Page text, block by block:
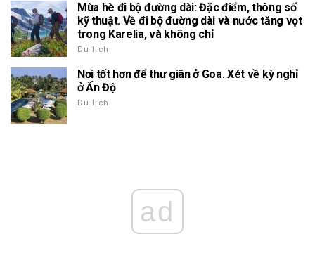
Mùa hè đi bộ đường dài: Đặc điểm, thông số
kỹ thuật. Về đi bộ đường dài và nước tăng vọt
trong Karelia, và không chỉ
Du lịch
Nơi tốt hơn để thư giãn ở Goa. Xét về kỳ nghỉ
ở Ấn Độ
Du lịch
ad